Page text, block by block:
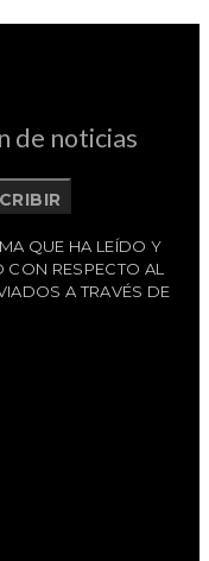
de noticias
QUE HA LEÍDO Y
RESPECTO AL
A TRAVÉS DE